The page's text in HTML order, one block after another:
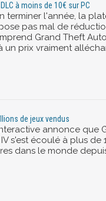
à moins de 10€ sur PC
terminer l'année, la
pas mal de
Grand Theft
un prix vraiment
de jeux vendus
annonce que
s'est écoulé à plus de
dans le monde